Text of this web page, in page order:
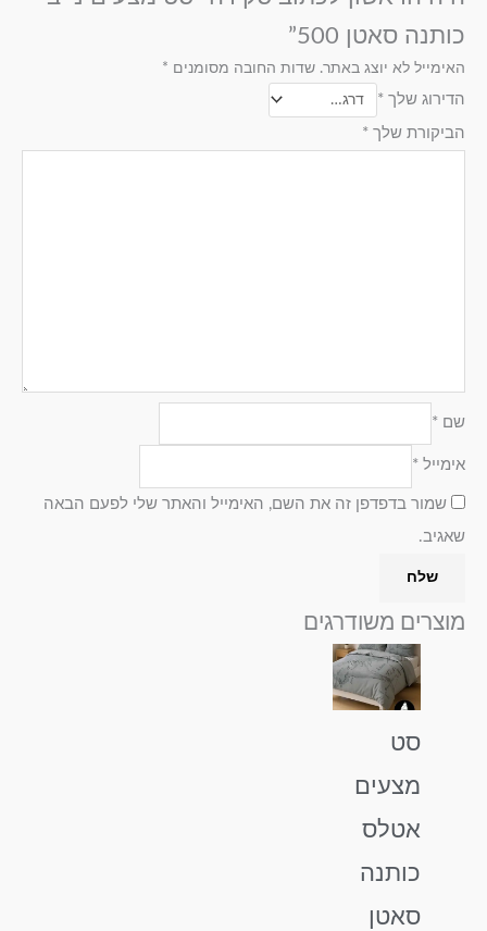
סט מצעים למיטה
זוגית 1.80 4 חלקים:
1 סדין למיטה :
סט מצעים למיטה
160/200 , 2 ציפה
לכרית : 50/70.
כותנה סאטן 500”
האימייל לא יוצג באתר. שדות החובה מסומנים *
הדירוג שלך *
הביקורת שלך *
שם *
אימייל *
שמור בדפדפן זה את השם, האימייל והאתר שלי לפעם הבאה
שאגיב.
מוצרים משודרגים
סט
מצעים
אטלס
כותנה
סאטן
טווח
מחירים:
עד
למוצר
זה
יש